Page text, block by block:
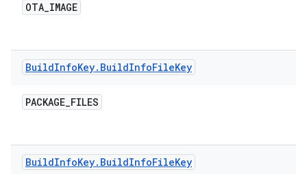
OTA_IMAGE
BuildInfoKey. BuildInfoFileKey
PACKAGE_FILES
BuildInfoKey. BuildInfoFileKey